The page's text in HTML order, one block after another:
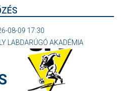
08-09 17:30
LABDARÚGÓ AKADÉMIA